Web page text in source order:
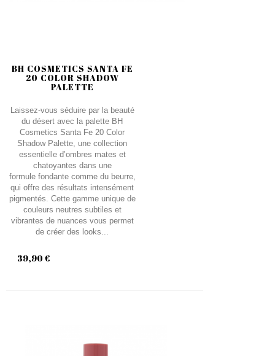
BH COSMETICS SANTA FE
20 COLOR SHADOW
PALETTE
Laissez-vous séduire par la beauté
du désert avec la palette BH
Cosmetics Santa Fe 20 Color
Shadow Palette, une collection
essentielle d’ombres mates et
chatoyantes dans une
formule fondante comme du beurre,
qui offre des résultats intensément
pigmentés. Cette gamme unique de
couleurs neutres subtiles et
vibrantes de nuances vous permet
de créer des looks...
39,90 €